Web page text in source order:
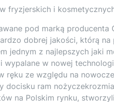
fryzjerskich i
pod marką producenta
dobrej jakości, którą
jednym z najlepszych jaki
wypalane w nowej
ręku ze względu na
docisku ram
na Polskim rynku,